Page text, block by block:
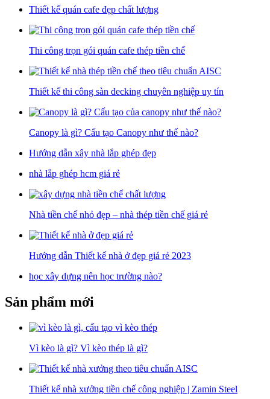
Thiết kế quán cafe đẹp chất lượng
Thi công trọn gói quán cafe thép tiền chế
Thiết kế thi công sàn decking chuyên nghiệp uy tín
Canopy là gì? Cấu tạo Canopy như thế nào?
Hướng dẫn xây nhà lắp ghép đẹp
nhà lắp ghép hcm giá rẻ
Nhà tiền chế nhỏ đẹp – nhà thép tiền chế giá rẻ
Hướng dẫn Thiết kế nhà ở đẹp giá rẻ 2023
học xây dựng nên học trường nào?
Sản phẩm mới
Vì kèo là gì? Vì kèo thép là gì?
Thiết kế nhà xưởng tiền chế công nghiệp | Zamin Steel